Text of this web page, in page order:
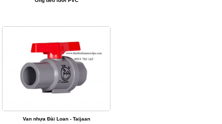
Van nhựa Đài Loan - Taijaan